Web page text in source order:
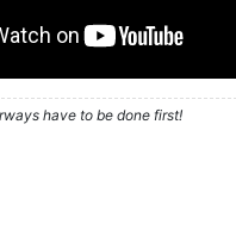
have to be done first!